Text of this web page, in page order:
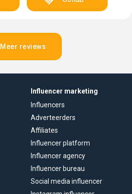
Meer reviews
Influencer marketing
Influencers
Adverteerders
Affiliates
Influencer platform
Influencer agency
Influencer bureau
Social media influencer